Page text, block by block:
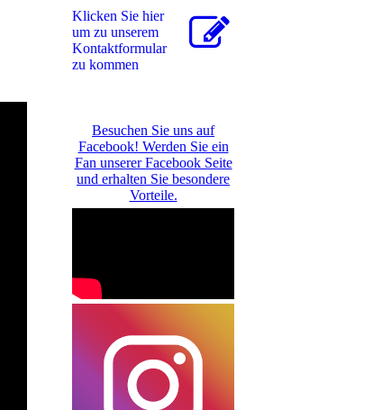
Klicken Sie hier
um zu unserem
Kon­takt­for­mu­lar
zu kommen
Besuchen Sie uns auf
Facebook! Werden Sie ein
Fan unserer Facebook Seite
und erhalten Sie besondere
Vorteile.